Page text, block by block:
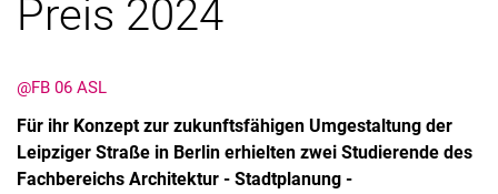
Preis 2024
@FB 06 ASL
Für ihr Konzept zur zukunftsfähigen Umgestaltung der
Leipziger Straße in Berlin erhielten zwei Studierende des
Fachbereichs Architektur - Stadtplanung -